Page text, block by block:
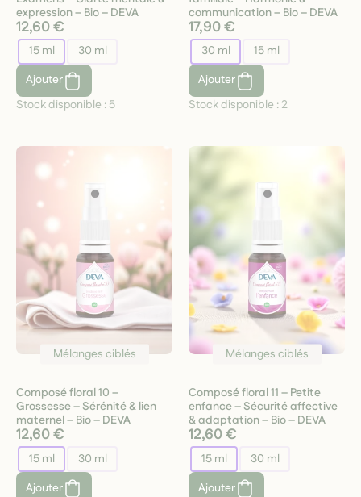
expression – Bio – DEVA
12,60 €
15 ml
30 ml
Ajouter
Stock disponible : 5
communication – Bio – DEVA
17,90 €
30 ml
15 ml
Ajouter
Stock disponible : 2
Mélanges ciblés
Composé floral 10 –
Grossesse – Sérénité & lien
maternel – Bio – DEVA
12,60 €
15 ml
30 ml
Ajouter
Mélanges ciblés
Composé floral 11 – Petite
enfance – Sécurité affective
& adaptation – Bio – DEVA
12,60 €
15 ml
30 ml
Ajouter